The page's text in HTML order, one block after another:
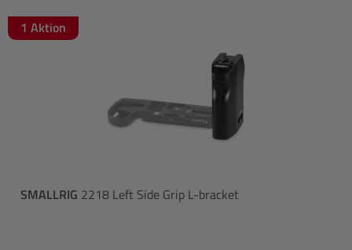
1 Aktion
SMALLRIG 2218 Left Side Grip L-bracket